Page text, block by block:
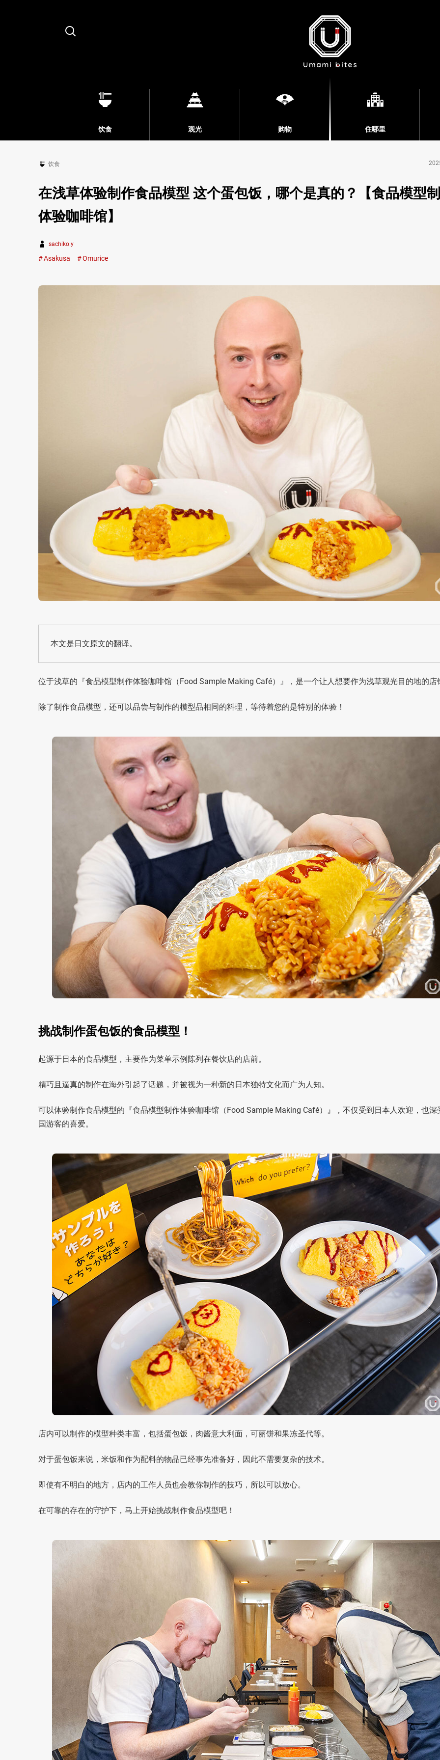
Search
饮食 观光 购物 住哪里
饮食
在浅草体验制作食品模型 这个蛋包饭，哪个是真的？【食品模型
体验咖啡馆】
sachiko.y
Asakusa Omurice
本文是日文原文的翻译。
位于浅草的『食品模型制作体验咖啡馆（Food Sample Making Café）』，是一个让人想要作为浅草观光目的地的店
除了制作食品模型，还可以品尝与制作的模型品相同的料理，等待着您的是特别的体验！
挑战制作蛋包饭的食品模型！
起源于日本的食品模型，主要作为菜单示例陈列在餐饮店的店前。
精巧且逼真的制作在海外引起了话题，并被视为一种新的日本独特文化而广为人知。
可以体验制作食品模型的『食品模型制作体验咖啡馆（Food Sample Making Café）』，不仅受到日本人欢迎，也深
国游客的喜爱。
店内可以制作的模型种类丰富，包括蛋包饭，肉酱意大利面，可丽饼和果冻圣代等。
对于蛋包饭来说，米饭和作为配料的物品已经事先准备好，因此不需要复杂的技术。
即使有不明白的地方，店内的工作人员也会教你制作的技巧，所以可以放心。
在可靠的存在的守护下，马上开始挑战制作食品模型吧！